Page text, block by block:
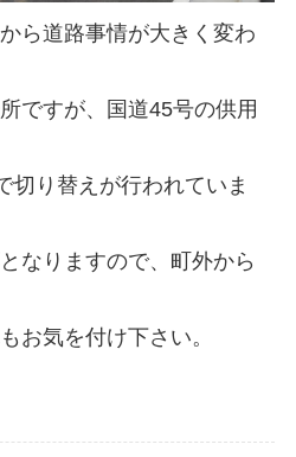
ら道路事情が大きく変わ
ですが、国道45号の供用
切り替えが行われていま
なりますので、町外から
お気を付け下さい。